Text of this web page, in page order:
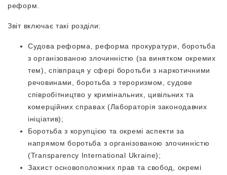
реформ.
Звіт включає такі розділи:
Судова реформа, реформа прокуратури, боротьба
з організованою злочинністю (за винятком окремих
тем), співпраця у сфері боротьби з наркотичними
речовинами, боротьба з тероризмом, судове
співробітництво у кримінальних, цивільних та
комерційних справах (Лабораторія законодавчих
ініціатив);
Боротьба з корупцією та окремі аспекти за
напрямом боротьба з організованою злочинністю
(Transparency International Ukraine);
Захист основоположних прав та свобод, окремі